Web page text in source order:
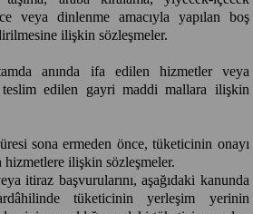
veya dinlenme amacıyla yapılan boş
ilişkin sözleşmeler.
anında ifa edilen hizmetler veya
teslim edilen gayri maddi mallara ilişkin
sona ermeden önce, tüketicinin onayı
hizmetlere ilişkin sözleşmeler.
itiraz başvurularını, aşağıdaki kanunda
tüketicinin yerleşim yerinin